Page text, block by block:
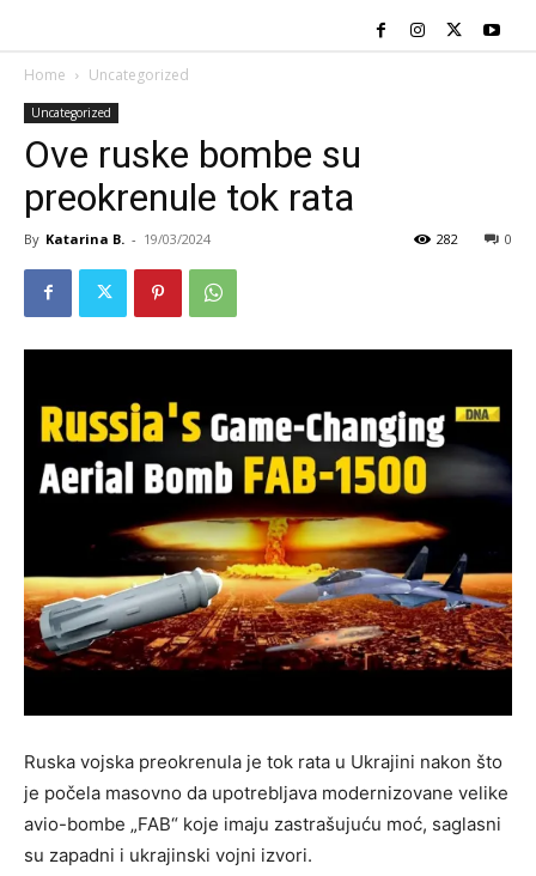
Home Uncategorized
Uncategorized
Ove ruske bombe su
preokrenule tok rata
By Katarina B. - 19/03/2024 0
282
Ruska vojska preokrenula je tok rata u Ukrajini nakon što
je počela masovno da upotrebljava modernizovane velike
avio-bombe „FAB“ koje imaju zastrašujuću moć, saglasni
su zapadni i ukrajinski vojni izvori.